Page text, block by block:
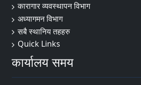
कारागार व्यवस्थापन विभाग
अध्यागमन विभाग
सबै स्थानिय तहहरु
Quick Links
कार्यालय समय